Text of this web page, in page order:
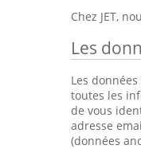
Chez JET,
Les
Les
toutes les
de vous
adresse
(données